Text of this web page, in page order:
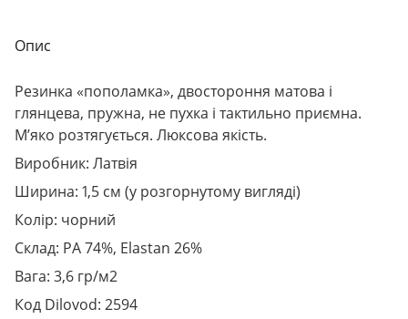
Опис
Резинка «пополамка», двостороння матова і
глянцева, пружна, не пухка і тактильно приємна.
М’яко розтягується. Люксова якість.
Виробник: Латвія
Ширина: 1,5 см (у розгорнутому вигляді)
Колір: чорний
Склад: PA 74%, Elastan 26%
Вага: 3,6 гр/м2
Код Dilovod: 2594